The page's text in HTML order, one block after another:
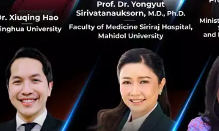
คุณได้ด้วยตัวเอง ...
พฤษภาคม 18, 2016
News PR News Startup
Investing
ลงทุนสู่ความมั่งคั่ง ค
การลงทุนระดับโลก